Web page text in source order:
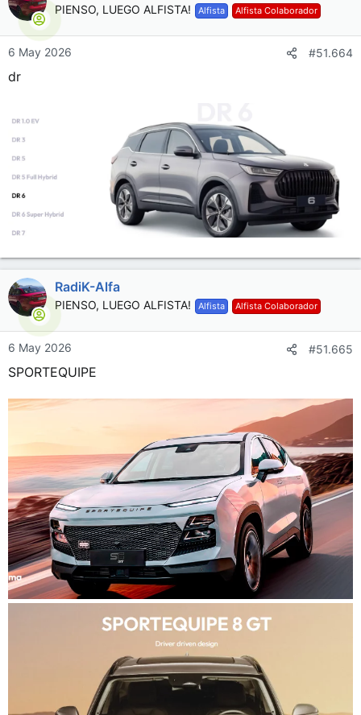
PIENSO, LUEGO ALFISTA! Alfista Alfista Colaborador
6 May 2026 #51.664
dr
RadiK-Alfa
PIENSO, LUEGO ALFISTA! Alfista Alfista Colaborador
6 May 2026 #51.665
SPORTEQUIPE